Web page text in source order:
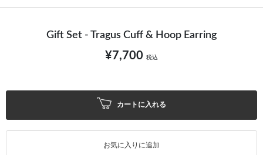
Gift Set - Tragus Cuff & Hoop Earring
¥7,700 税込
カートに入れる
お気に入りに追加